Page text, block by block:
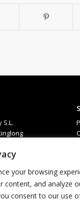
your browsing
content, and analyze
consent to our use